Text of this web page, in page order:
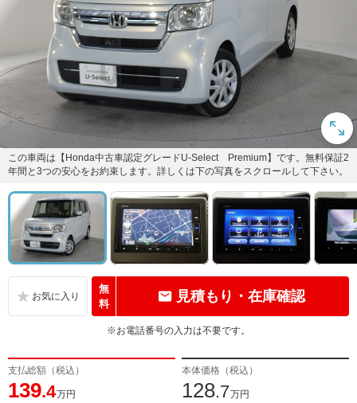
この車両は【Honda中古車認定グレードU-Select Premium】です。無料保証2
年間と3つの安心をお約束します。詳しくは下の写真をスクロールして下さい。
無
料
見積もり・在庫確認
※お電話番号の入力は不要です。
支払総額（税込）
139.4万円
本体価格（税込）
128.7万円